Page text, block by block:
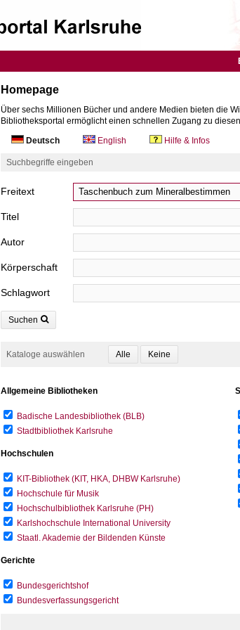
Homepage
Über sechs Millionen Bücher und andere Medien bieten die
Bibliotheksportal ermöglicht einen schnellen Zugang zu
Deutsch
English Hilfe & Infos
Suchbegriffe eingeben
Freitext
Titel
Autor
Körperschaft
Schlagwort
Suchen
Kataloge auswählen
Allgemeine Bibliotheken
Badische Landesbibliothek (BLB)
Stadtbibliothek Karlsruhe
Hochschulen
KIT-Bibliothek (KIT, HKA, DHBW Karlsruhe)
Hochschule für Musik
Hochschulbibliothek Karlsruhe (PH)
Karlshochschule International University
Staatl. Akademie der Bildenden Künste
Gerichte
Bundesgerichtshof
Bundesverfassungsgericht